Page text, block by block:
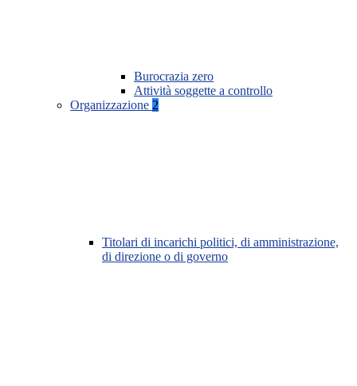
Burocrazia zero
Attività soggette a controllo
Organizzazione 2
Titolari di incarichi politici, di amministrazione,
di direzione o di governo